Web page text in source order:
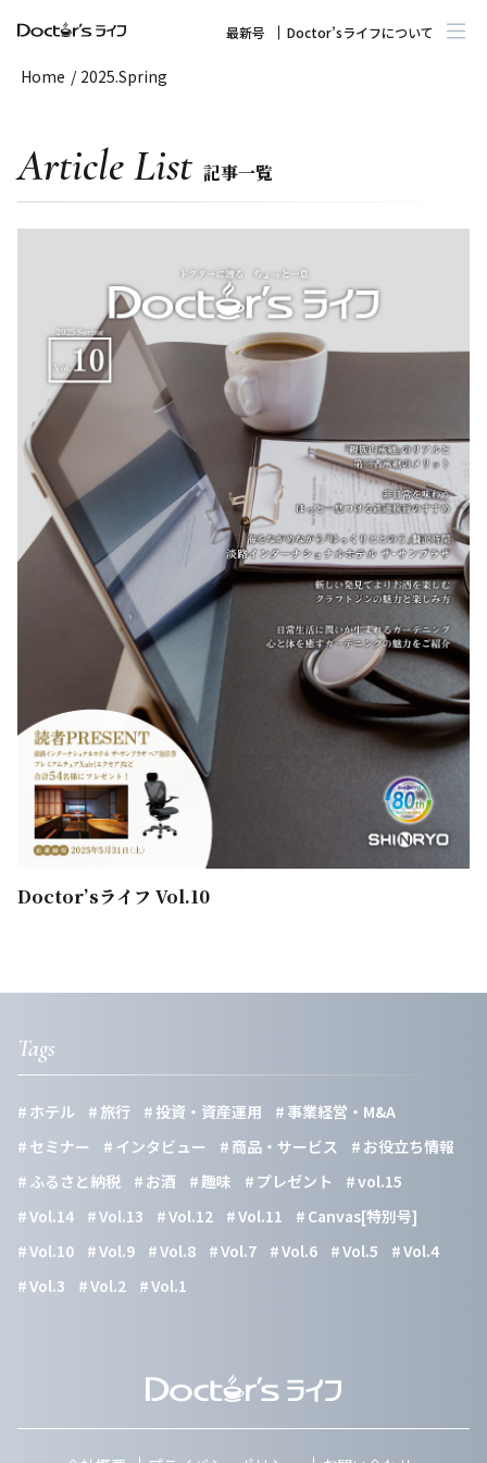
最新号 Doctor’sライフについて
Home / 2025.Spring
Article List 記事一覧
Doctor’sライフ Vol.10
Tags
ホテル 旅行 投資・資産運用
事業経営・M&A
セミナー
インタビュー 商品・サービス
お役立ち情報
ふるさと納税
お酒 趣味 プレゼント
vol.15
Vol.14
Vol.13 Vol.12 Vol.11
Canvas[特別号]
Vol.10
Vol.9 Vol.8 Vol.7 Vol.6 Vol.5
Vol.4
Vol.3
Vol.2 Vol.1